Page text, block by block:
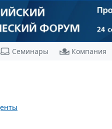
Семинары Компания